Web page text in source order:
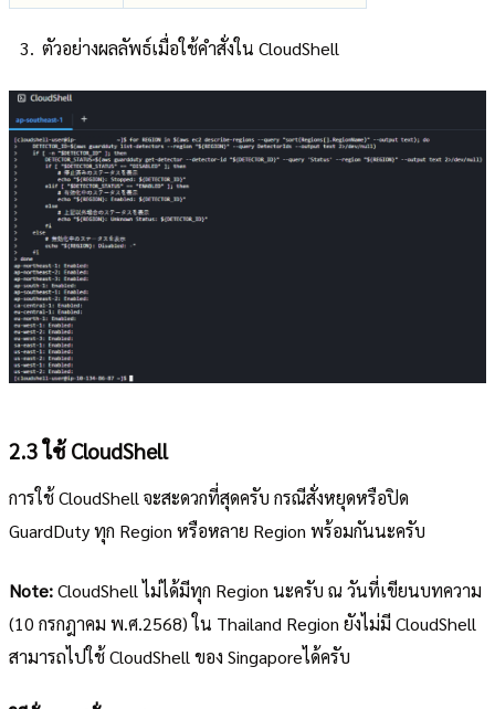
ตัวอย่างผลลัพธ์เมื่อใช้คำสั่งใน CloudShell
2.3 ใช้ CloudShell
การใช้ CloudShell จะสะดวกที่สุดครับ กรณีสั่งหยุดหรือปิด
GuardDuty ทุก Region หรือหลาย Region พร้อมกันนะครับ
Note:CloudShell ไม่ได้มีทุก Region นะครับ ณ วันที่เขียนบทความ
(10 กรกฎาคม พ.ศ.2568) ใน Thailand Region ยังไม่มี CloudShell
สามารถไปใช้ CloudShell ของ Singaporeได้ครับ